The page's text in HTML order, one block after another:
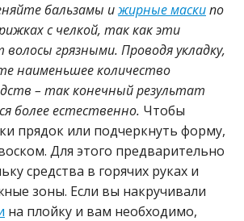
бальзамы ижирные маскипо
с челкой, так как эти
грязными. Проводя укладку,
наименьшее количество
– так конечный результат
более естественно. Чтобы
прядок или подчеркнуть форму,
Для этого предварительно
средства в горячих руках и
зоны. Если вы накручивали
на плойку и вам необходимо,